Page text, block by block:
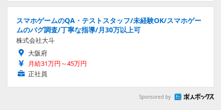
スマホゲームのQA・テストスタッフ/未経験OK/スマホゲー
ムのバグ調査/丁寧な指導/月30万以上可
株式会社大斗
大阪府
月給31万円～45万円
正社員
Sponsored by